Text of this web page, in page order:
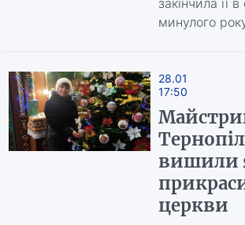
закінчила її
минулого
28.01
17:50
вишили
церкви